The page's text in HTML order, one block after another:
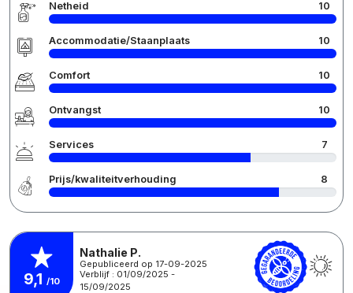
Netheid 10
Accommodatie/Staanplaats 10
Comfort 10
Ontvangst 10
Services 7
Prijs/kwaliteitverhouding 8
9,1 /10
Nathalie P.
Gepubliceerd op 17-09-2025
Verblijf : 01/09/2025 -
15/09/2025